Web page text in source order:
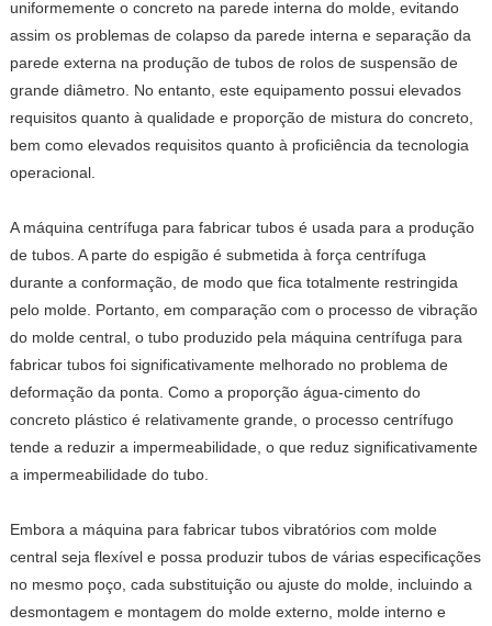
uniformemente o concreto na parede interna do molde, evitando
assim os problemas de colapso da parede interna e separação da
parede externa na produção de tubos de rolos de suspensão de
grande diâmetro. No entanto, este equipamento possui elevados
requisitos quanto à qualidade e proporção de mistura do concreto,
bem como elevados requisitos quanto à proficiência da tecnologia
operacional.
A máquina centrífuga para fabricar tubos é usada para a produção
de tubos. A parte do espigão é submetida à força centrífuga
durante a conformação, de modo que fica totalmente restringida
pelo molde. Portanto, em comparação com o processo de vibração
do molde central, o tubo produzido pela máquina centrífuga para
fabricar tubos foi significativamente melhorado no problema de
deformação da ponta. Como a proporção água-cimento do
concreto plástico é relativamente grande, o processo centrífugo
tende a reduzir a impermeabilidade, o que reduz significativamente
a impermeabilidade do tubo.
Embora a máquina para fabricar tubos vibratórios com molde
central seja flexível e possa produzir tubos de várias especificações
no mesmo poço, cada substituição ou ajuste do molde, incluindo a
desmontagem e montagem do molde externo, molde interno e